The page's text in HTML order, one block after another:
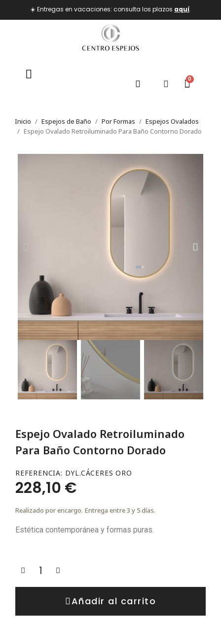
☀️ Entregas en vacaciones: consulta los plazos aquí.
Inicio Espejos de Baño Por Formas
Espejos Ovalados
Espejo Ovalado Retroiluminado Para Baño Contorno Dorado
Espejo Ovalado Retroiluminado
Para Baño Contorno Dorado
REFERENCIA DYL.CÁCERES ORO
228,10 €
Realizado por encargo. Entrega entre 3 y 5 días.
Estética contemporánea y formas puras.
Añadir al carrito